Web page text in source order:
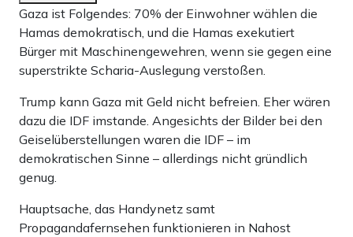
Gaza ist Folgendes: 70% der Einwohner wählen die
Hamas demokratisch, und die Hamas exekutiert
Bürger mit Maschinengewehren, wenn sie gegen eine
superstrikte Scharia-Auslegung verstoßen.
Trump kann Gaza mit Geld nicht befreien. Eher wären
dazu die IDF imstande. Angesichts der Bilder bei den
Geiselüberstellungen waren die IDF – im
demokratischen Sinne – allerdings nicht gründlich
genug.
Hauptsache, das Handynetz samt
Propagandafernsehen funktionieren in Nahost